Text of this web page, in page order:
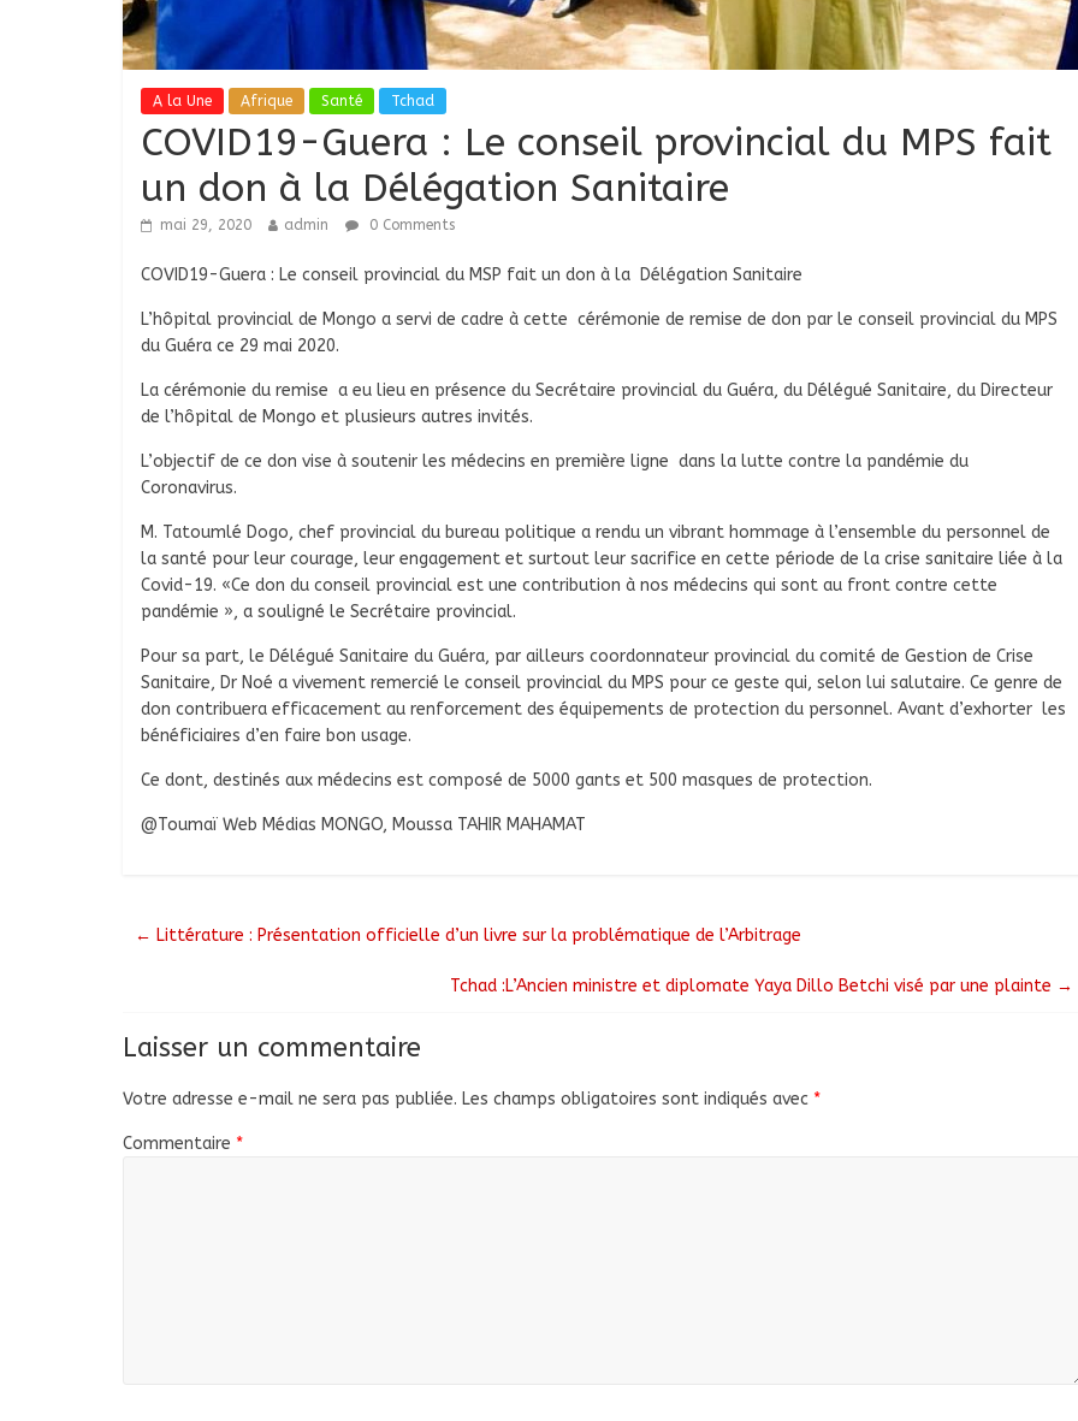
A la Une Afrique Santé Tchad
COVID19-Guera : Le conseil provincial du MPS fait
un don à la Délégation Sanitaire
mai 29, 2020 admin 0 Comments
COVID19-Guera : Le conseil provincial du MSP fait un don à la Délégation Sanitaire
L’hôpital provincial de Mongo a servi de cadre à cette cérémonie de remise de don par le conseil provincial du MPS
du Guéra ce 29 mai 2020.
La cérémonie du remise a eu lieu en présence du Secrétaire provincial du Guéra, du Délégué Sanitaire, du Directeur
de l’hôpital de Mongo et plusieurs autres invités.
L’objectif de ce don vise à soutenir les médecins en première ligne dans la lutte contre la pandémie du
Coronavirus.
M. Tatoumlé Dogo, chef provincial du bureau politique a rendu un vibrant hommage à l’ensemble du personnel de
la santé pour leur courage, leur engagement et surtout leur sacrifice en cette période de la crise sanitaire liée à la
Covid-19. «Ce don du conseil provincial est une contribution à nos médecins qui sont au front contre cette
pandémie », a souligné le Secrétaire provincial.
Pour sa part, le Délégué Sanitaire du Guéra, par ailleurs coordonnateur provincial du comité de Gestion de Crise
Sanitaire, Dr Noé a vivement remercié le conseil provincial du MPS pour ce geste qui, selon lui salutaire. Ce genre de
don contribuera efficacement au renforcement des équipements de protection du personnel. Avant d’exhorter les
bénéficiaires d’en faire bon usage.
Ce dont, destinés aux médecins est composé de 5000 gants et 500 masques de protection.
@Toumaï Web Médias MONGO, Moussa TAHIR MAHAMAT
← Littérature : Présentation officielle d’un livre sur la problématique de l’Arbitrage
Tchad :L’Ancien ministre et diplomate Yaya Dillo Betchi visé par une plainte →
Laisser un commentaire
Votre adresse e-mail ne sera pas publiée. Les champs obligatoires sont indiqués avec *
Commentaire *